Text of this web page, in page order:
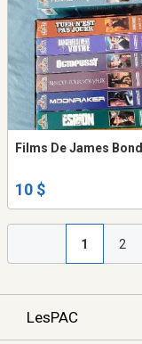
Films De James Bond
10 $
1 2
LesPAC